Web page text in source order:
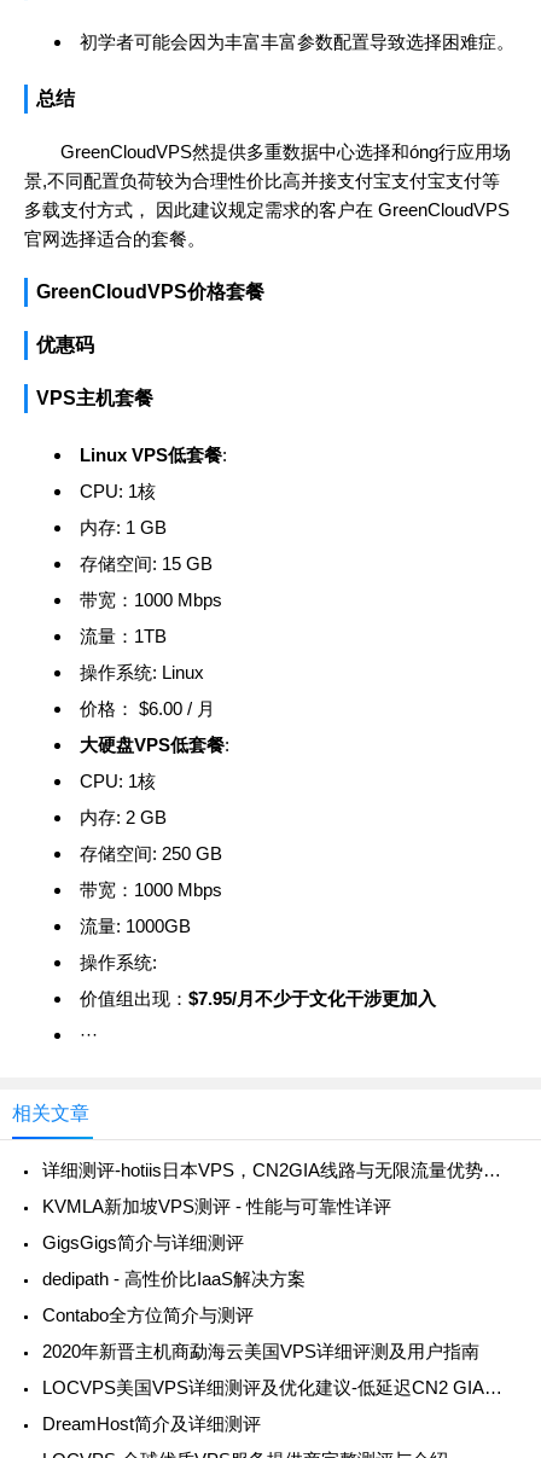
初学者可能会因为丰富丰富参数配置导致选择困难症。
总结
GreenCloudVPS然提供多重数据中心选择和óng行应用场
景,不同配置负荷较为合理性价比高并接支付宝支付宝支付等
多载支付方式， 因此建议规定需求的客户在 GreenCloudVPS
官网选择适合的套餐。
GreenCloudVPS价格套餐
优惠码
VPS主机套餐
Linux VPS低套餐:
CPU: 1核
内存: 1 GB
存储空间: 15 GB
带宽： 1000 Mbps
流量： 1TB
操作系统: Linux
价格： $6.00 / 月
大硬盘VPS低套餐:
CPU: 1核
内存: 2 GB
存储空间: 250 GB
带宽： 1000 Mbps
流量: 1000GB
操作系统:
价值组出现： $7.95/月不少于文化干涉更加入
···
相关文章
详细测评-hotiis日本VPS，CN2GIA线路与无限流量优势并存
KVMLA新加坡VPS测评 - 性能与可靠性详评
GigsGigs简介与详细测评
dedipath - 高性价比IaaS解决方案
Contabo全方位简介与测评
2020年新晋主机商勐海云美国VPS详细评测及用户指南
LOCVPS美国VPS详细测评及优化建议-低延迟CN2 GIA线路，高速稳定
DreamHost简介及详细测评